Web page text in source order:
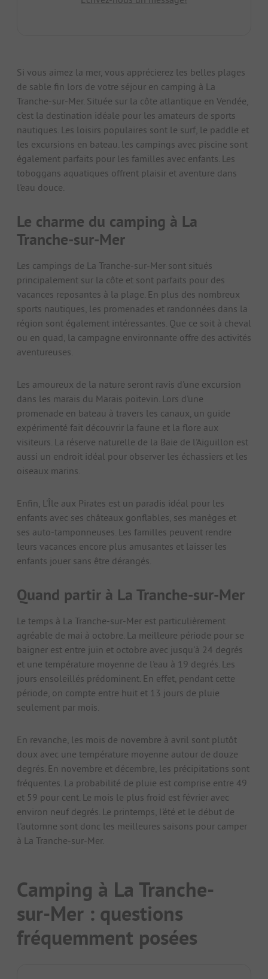
Si vous aimez la mer, vous apprécierez les belles plages
de sable fin lors de votre séjour en camping à La
Tranche-sur-Mer. Située sur la côte atlantique en Vendée,
c'est la destination idéale pour les amateurs de sports
nautiques. Les loisirs populaires sont le surf, le paddle et
les excursions en bateau. les campings avec piscine sont
également parfaits pour les familles avec enfants. Les
toboggans aquatiques offrent plaisir et aventure dans
l'eau douce.
Le charme du camping à La
Tranche-sur-Mer
Les campings de La Tranche-sur-Mer sont situés
principalement sur la côte et sont parfaits pour des
vacances reposantes à la plage. En plus des nombreux
sports nautiques, les promenades et randonnées dans la
région sont également intéressantes. Que ce soit à cheval
ou en quad, la campagne environnante offre des activités
aventureuses.
Les amoureux de la nature seront ravis d'une excursion
dans les marais du Marais poitevin. Lors d'une
promenade en bateau à travers les canaux, un guide
expérimenté fait découvrir la faune et la flore aux
visiteurs. La réserve naturelle de la Baie de l'Aiguillon est
aussi un endroit idéal pour observer les échassiers et les
oiseaux marins.
Enfin, L'Île aux Pirates est un paradis idéal pour les
enfants avec ses châteaux gonflables, ses manèges et
ses auto-tamponneuses. Les familles peuvent rendre
leurs vacances encore plus amusantes et laisser les
enfants jouer sans être dérangés.
Quand partir à La Tranche-sur-Mer
Le temps à La Tranche-sur-Mer est particulièrement
agréable de mai à octobre. La meilleure période pour se
baigner est entre juin et octobre avec jusqu'à 24 degrés
et une température moyenne de l'eau à 19 degrés. Les
jours ensoleillés prédominent. En effet, pendant cette
période, on compte entre huit et 13 jours de pluie
seulement par mois.
En revanche, les mois de novembre à avril sont plutôt
doux avec une température moyenne autour de douze
degrés. En novembre et décembre, les précipitations sont
fréquentes. La probabilité de pluie est comprise entre 49
et 59 pour cent. Le mois le plus froid est février avec
environ neuf degrés. Le printemps, l'été et le début de
l'automne sont donc les meilleures saisons pour camper
à La Tranche-sur-Mer.
Camping à La Tranche-
sur-Mer : questions
fréquemment posées